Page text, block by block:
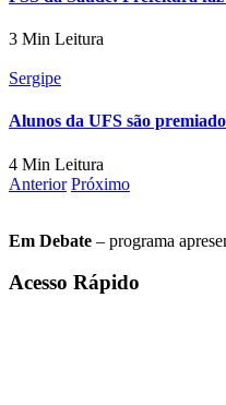
3 Min Leitura
Sergipe
Alunos da UFS são
4 Min Leitura
Anterior Próximo
Em Debate – programa
Acesso Rápido